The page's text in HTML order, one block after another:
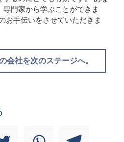
門家から学ぶことができま
お手伝いをさせていただきま
会社を次のステージへ。